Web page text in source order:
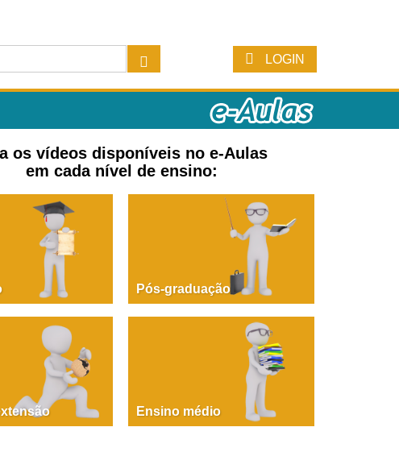
LOGIN
PAOLA GIUSTINA BACCIN
Dire, fare, partire! Aula 1 – parte 1
os vídeos disponíveis no e-Aulas
em cada nível de ensino:
Pós-graduação
Ensino médio